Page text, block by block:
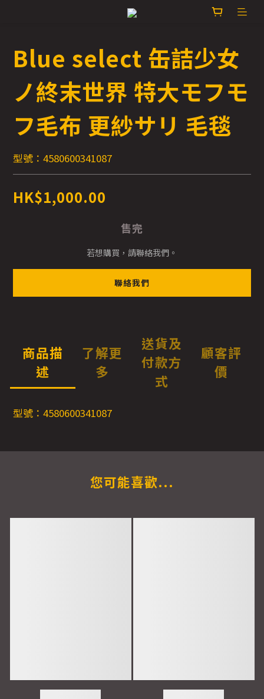
Blue select 缶詰少女
ノ終末世界 特大モフモ
フ毛布 更紗サリ 毛毯
型號：4580600341087
HK$1,000.00
售完
若想購買，請聯絡我們。
聯絡我們
商品描
述
了解更
多
送貨及
付款方
式
顧客評
價
型號：4580600341087
您可能喜歡...